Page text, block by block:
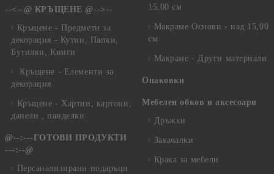
--<--@ КРЪЩЕНЕ @-->--
Кръщене - Предмети за
декорация - Кутии, Папки,
Бутилки, Книги
Кръщене - Елементи за
декорация
Кръщене - Хартии, картони,
данели , панделки
@--:---ГОТОВИ ПРОДУКТИ
---:--@
Персанализирани подаръци
15,00 см
Макраме Основи - над 15,00
см
Макраме - Други материали
Опаковки
Мебелен обков и аксесоари
Дръжки
Закачалки
Крака за мебели